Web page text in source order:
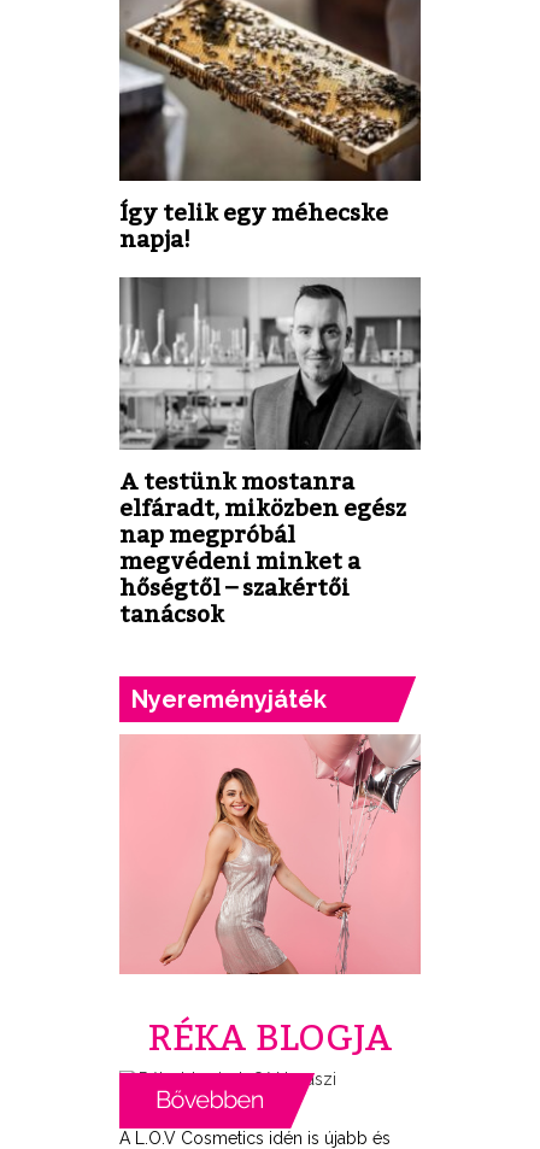
Így telik egy méhecske
napja!
A testünk mostanra
elfáradt, miközben egész
nap megpróbál
megvédeni minket a
hőségtől – szakértői
tanácsok
Nyereményjáték
RÉKA BLOGJA
A L.O.V Cosmetics idén is újabb és